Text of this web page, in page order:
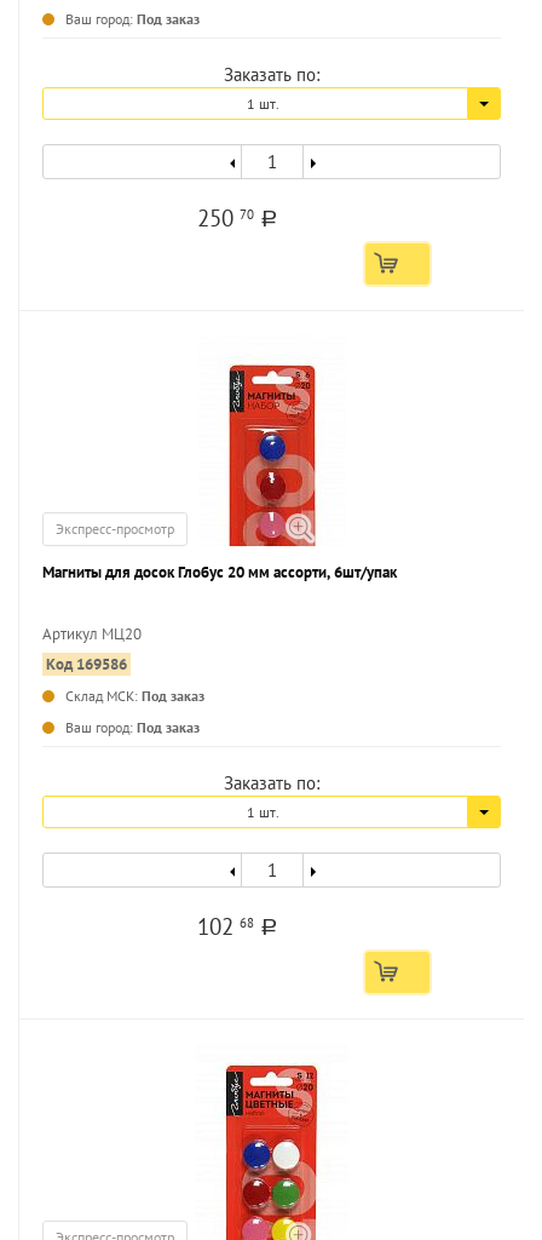
Ваш город: Под заказ
Заказать по:
1 шт.
25070 a
Экспресс-просмотр
Магниты для досок Глобус 20 мм ассорти, 6шт/упак
Артикул МЦ20
Код 169586
Склад МСК: Под заказ
Ваш город: Под заказ
Заказать по:
1 шт.
10268 a